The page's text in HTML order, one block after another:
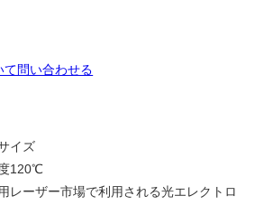
て問い合わせる
イズ
120℃
レーザー市場で利用される光エレクトロ